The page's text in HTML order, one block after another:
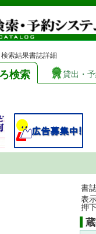
検索結果書誌詳細
検索 貸出・
書
表
押